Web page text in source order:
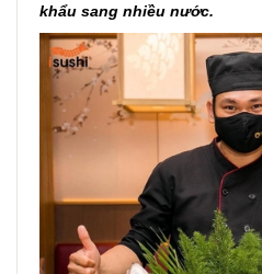
khẩu sang nhiều nước.